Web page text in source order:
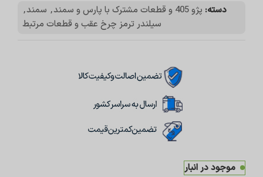
دسته: پژو 405 و قطعات مشترک با پارس و سمند , سمند,
سیلندر ترمز چرخ عقب و قطعات مرتبط
موجود در انبار